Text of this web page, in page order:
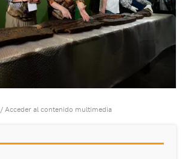
/ Acceder al contenido multimedia